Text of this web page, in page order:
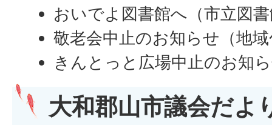
おいでよ図書館へ（市立図
敬老会中止のお知らせ（地
きんとっと広場中止のお知
大和郡山市議会だよ